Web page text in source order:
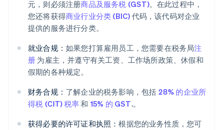
元，则必须注册商品及服务税 (GST)。在此过程中，
您还将获得商业行业分类 (BIC) 代码，该代码对企业
提供的服务进行分类。
就业合规： 如果您打算雇用员工，您需要在税务局注
册 为雇主，并遵守有关工资、工作场所政策、休假和
假期的各种规定。
财务合规： 了解企业的税务影响，包括 28% 的企业所
得税 (CIT) 税率和 15% 的 GST.。
获得必要的许可证和执照：根据您的业务性质，您可